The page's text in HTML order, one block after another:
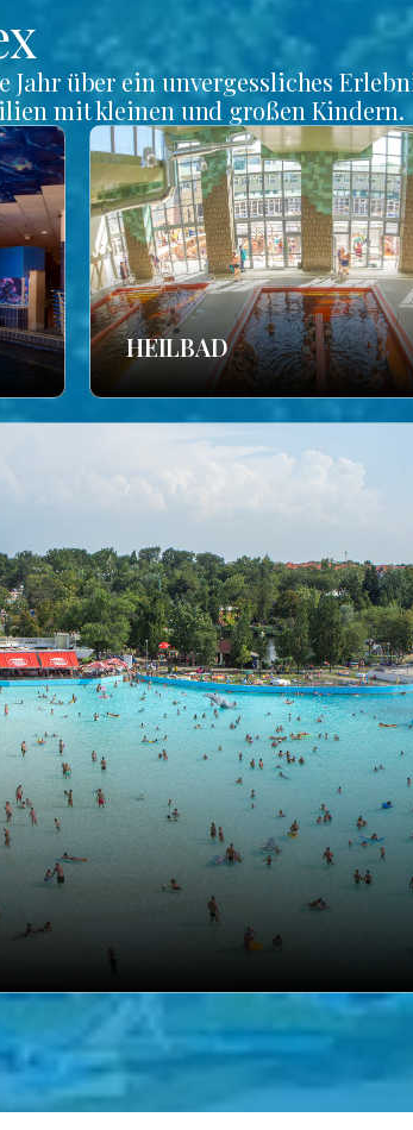
Jahr über ein unvergessliches
mit kleinen und großen Kindern.
HEILBAD